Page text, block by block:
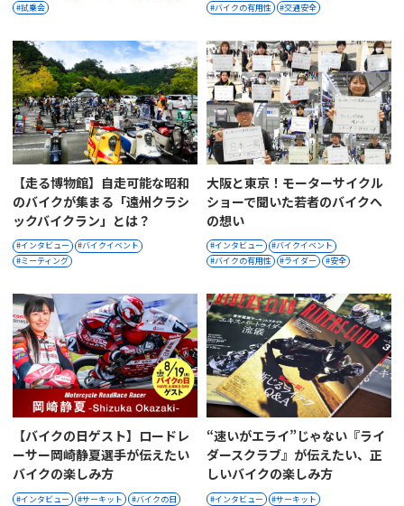
試乗会
バイクの有用性
交通安全
【走る博物館】自走可能な昭和
のバイクが集まる「遠州クラシ
ックバイクラン」とは？
インタビュー
バイクイベント
ミーティング
大阪と東京！モーターサイクル
ショーで聞いた若者のバイクへ
の想い
インタビュー
バイクイベント
バイクの有用性
ライダー 安全
【バイクの日ゲスト】ロードレ
ーサー岡崎静夏選手が伝えたい
バイクの楽しみ方
インタビュー サーキット バイクの日
“速いがエライ”じゃない『ライ
ダースクラブ』が伝えたい、正
しいバイクの楽しみ方
インタビュー
サーキット